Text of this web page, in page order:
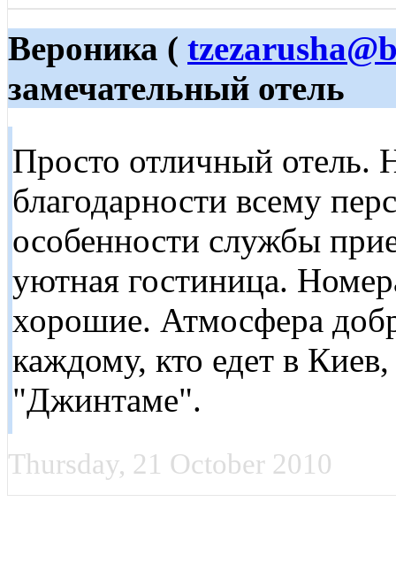
Вероника (
замечательный отель
Просто отличный отель.
благодарности всему
особенности службы
уютная гостиница.
хорошие. Атмосфера
каждому, кто едет в Киев,
"Джинтаме".
Thursday, 21 October 2010